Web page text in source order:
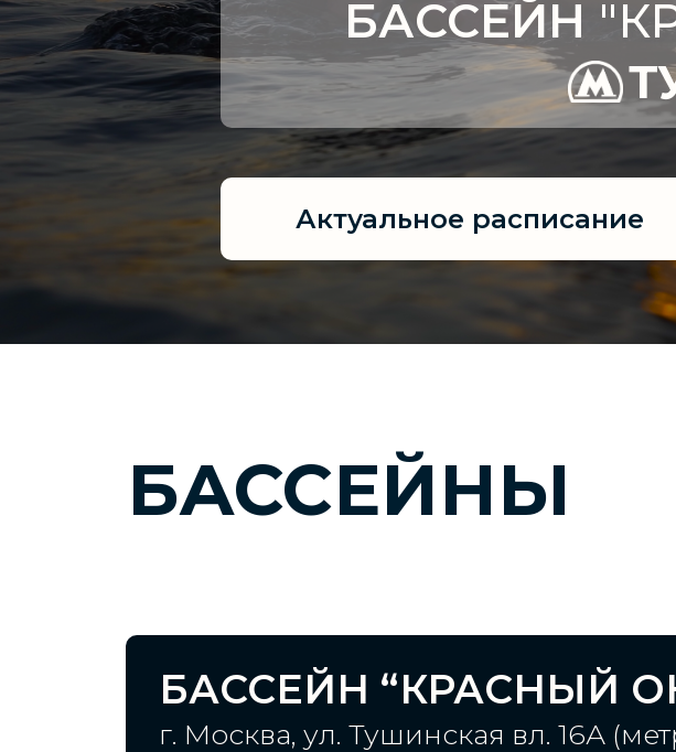
БАССЕЙН
Актуальное расписание
БАССЕЙНЫ
БАССЕЙН “КРАСНЫЙ
г. Москва, ул. Тушинская вл. 16А